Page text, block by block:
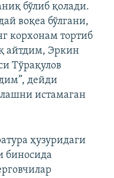
бўлиб қолади.
воқеа бўлгани,
корхонам тортиб
айтдим, Эркин
Тўрақулов
дейди
истамаган
ҳузуридаги
биносида